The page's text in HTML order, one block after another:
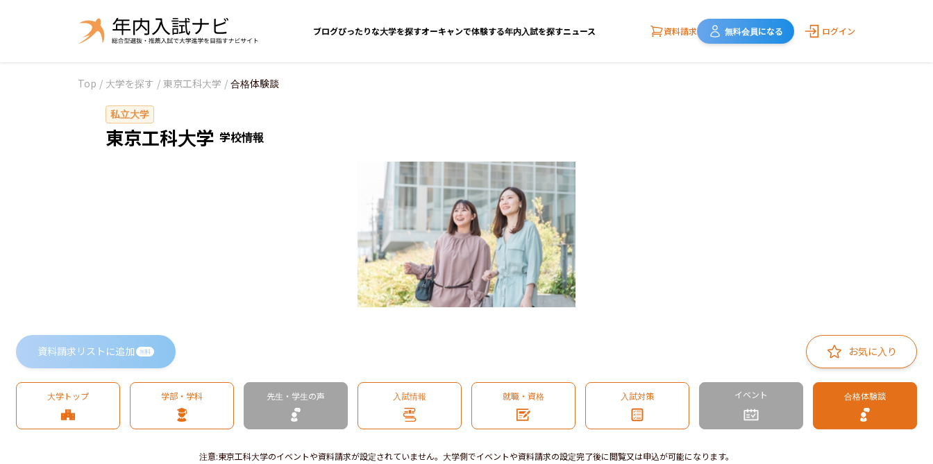
ブログぴったりな大学を探すオーキャンで体験する年内入試を探すニュース 資料請求 無料会員になる ログイン
Top / 大学を探す / 東京工科大学 / 合格体験談
私立大学
東京工科大学 学校情報
資料請求リストに追加 無料 お気に入り
大学トップ 学部・学科 先生・学生の声 入試情報 就職・資格 入試対策 イベント 合格体験談
注意:東京工科大学のイベントや資料請求が設定されていません。大学側でイベントや資料請求の設定完了後に閲覧又は申込が可能になります。